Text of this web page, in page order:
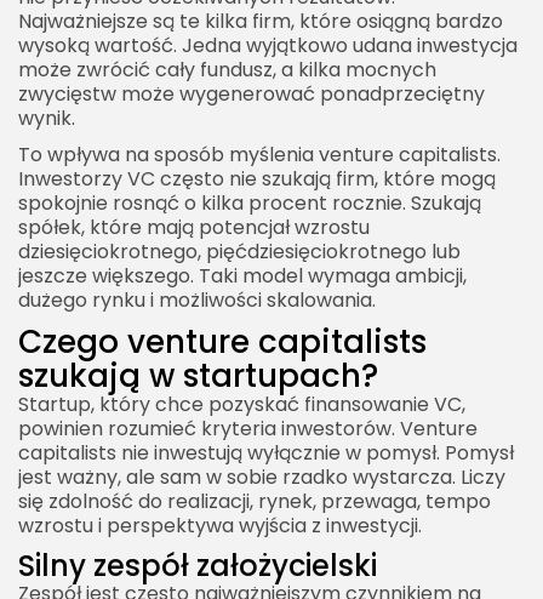
Najważniejsze są te kilka firm, które osiągną bardzo
wysoką wartość. Jedna wyjątkowo udana inwestycja
może zwrócić cały fundusz, a kilka mocnych
zwycięstw może wygenerować ponadprzeciętny
wynik.
To wpływa na sposób myślenia venture capitalists.
Inwestorzy VC często nie szukają firm, które mogą
spokojnie rosnąć o kilka procent rocznie. Szukają
spółek, które mają potencjał wzrostu
dziesięciokrotnego, pięćdziesięciokrotnego lub
jeszcze większego. Taki model wymaga ambicji,
dużego rynku i możliwości skalowania.
Czego venture capitalists
szukają w startupach?
Startup, który chce pozyskać finansowanie VC,
powinien rozumieć kryteria inwestorów. Venture
capitalists nie inwestują wyłącznie w pomysł. Pomysł
jest ważny, ale sam w sobie rzadko wystarcza. Liczy
się zdolność do realizacji, rynek, przewaga, tempo
wzrostu i perspektywa wyjścia z inwestycji.
Silny zespół założycielski